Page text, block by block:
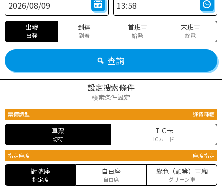
出發
出発
到達
到着
首班車
始発
末班車
終電
查詢
設定搜索條件
検索条件設定
票價類型 運賃種類
車票
切符
ＩＣ卡
ICカード
指定座席 座席指定
對號座
指定席
自由座
自由席
綠色（頭等）車廂
グリーン車